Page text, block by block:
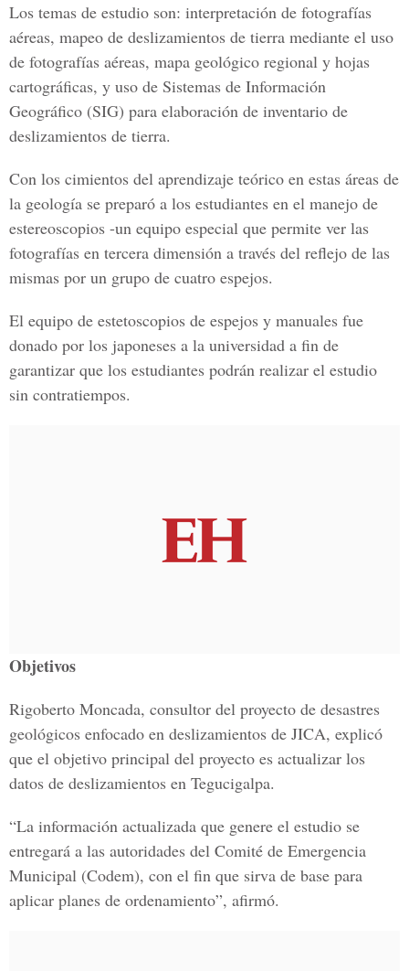
Los temas de estudio son: interpretación de fotografías
aéreas, mapeo de deslizamientos de tierra mediante el uso
de fotografías aéreas, mapa geológico regional y hojas
cartográficas, y uso de Sistemas de Información
Geográfico (SIG) para elaboración de inventario de
deslizamientos de tierra.
Con los cimientos del aprendizaje teórico en estas áreas de
la geología se preparó a los estudiantes en el manejo de
estereoscopios -un equipo especial que permite ver las
fotografías en tercera dimensión a través del reflejo de las
mismas por un grupo de cuatro espejos.
El equipo de estetoscopios de espejos y manuales fue
donado por los japoneses a la universidad a fin de
garantizar que los estudiantes podrán realizar el estudio
sin contratiempos.
Objetivos
Rigoberto Moncada, consultor del proyecto de desastres
geológicos enfocado en deslizamientos de JICA, explicó
que el objetivo principal del proyecto es actualizar los
datos de deslizamientos en Tegucigalpa.
“La información actualizada que genere el estudio se
entregará a las autoridades del Comité de Emergencia
Municipal (Codem), con el fin que sirva de base para
aplicar planes de ordenamiento”, afirmó.